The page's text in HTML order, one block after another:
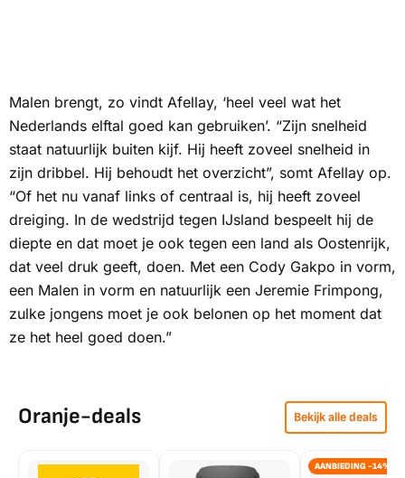
Malen brengt, zo vindt Afellay, ‘heel veel wat het
Nederlands elftal goed kan gebruiken’. “Zijn snelheid
staat natuurlijk buiten kijf. Hij heeft zoveel snelheid in
zijn dribbel. Hij behoudt het overzicht”, somt Afellay op.
“Of het nu vanaf links of centraal is, hij heeft zoveel
dreiging. In de wedstrijd tegen IJsland bespeelt hij de
diepte en dat moet je ook tegen een land als Oostenrijk,
dat veel druk geeft, doen. Met een Cody Gakpo in vorm,
een Malen in vorm en natuurlijk een Jeremie Frimpong,
zulke jongens moet je ook belonen op het moment dat
ze het heel goed doen.”
Oranje-deals Bekijk alle deals
AANBIEDING -14%